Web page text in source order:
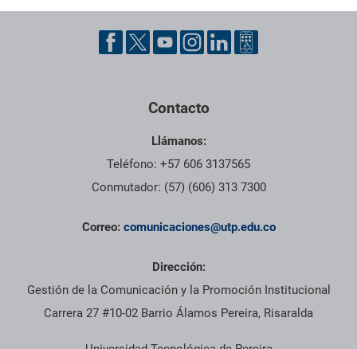
Contacto
Llámanos:
Teléfono: +57 606 3137565
Conmutador: (57) (606) 313 7300
Correo: comunicaciones@utp.edu.co
Dirección:
Gestión de la Comunicación y la Promoción Institucional
Carrera 27 #10-02 Barrio Álamos Pereira, Risaralda